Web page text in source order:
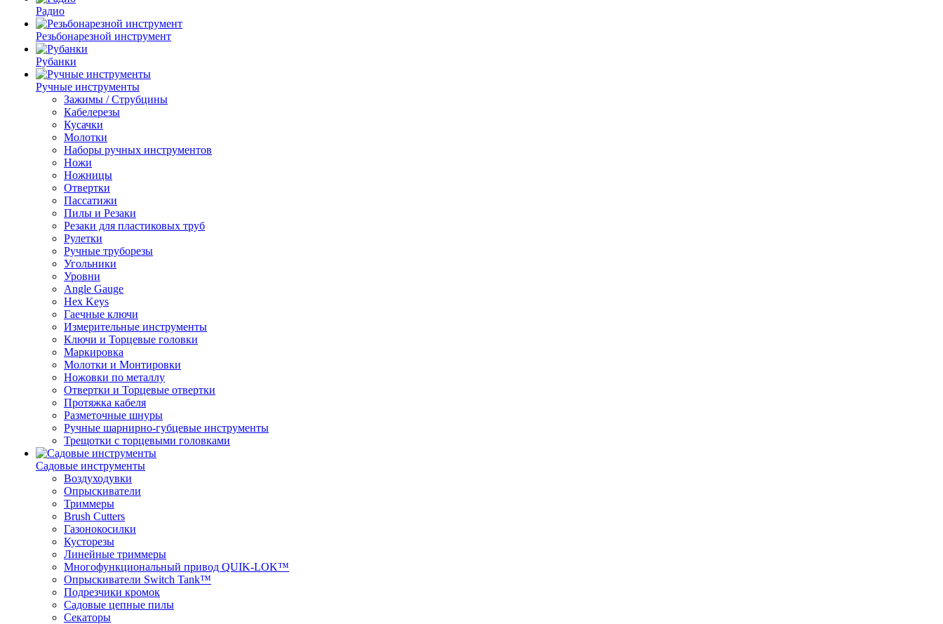
Радио
Резьбонарезной инструмент
Рубанки
Ручные инструменты
Зажимы / Струбцины
Кабелерезы
Кусачки
Молотки
Наборы ручных инструментов
Ножи
Ножницы
Отвертки
Пассатижи
Пилы и Резаки
Резаки для пластиковых труб
Рулетки
Ручные труборезы
Угольники
Уровни
Angle Gauge
Hex Keys
Гаечные ключи
Измерительные инструменты
Ключи и Торцевые головки
Маркировка
Молотки и Монтировки
Ножовки по металлу
Отвертки и Торцевые отвертки
Протяжка кабеля
Разметочные шнуры
Ручные шарнирно-губцевые инструменты
Трещотки с торцевыми головками
Садовые инструменты
Воздуходувки
Опрыскиватели
Триммеры
Brush Cutters
Газонокосилки
Кусторезы
Линейные триммеры
Многофункциональный привод QUIK-LOK™
Опрыскиватели Switch Tank™
Подрезчики кромок
Садовые цепные пилы
Секаторы